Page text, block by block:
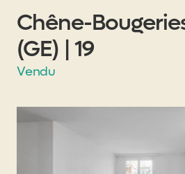
Chêne-
(GE) | 19
Vendu